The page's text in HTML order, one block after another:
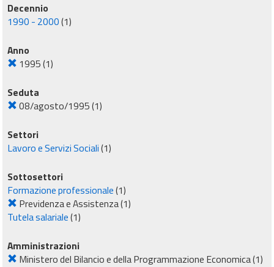
Decennio
1990 - 2000(1)
Anno
1995(1)
Seduta
08/agosto/1995(1)
Settori
Lavoro e Servizi Sociali(1)
Sottosettori
Formazione professionale(1)
Previdenza e Assistenza(1)
Tutela salariale(1)
Amministrazioni
Ministero del Bilancio e della Programmazione Economica(1)